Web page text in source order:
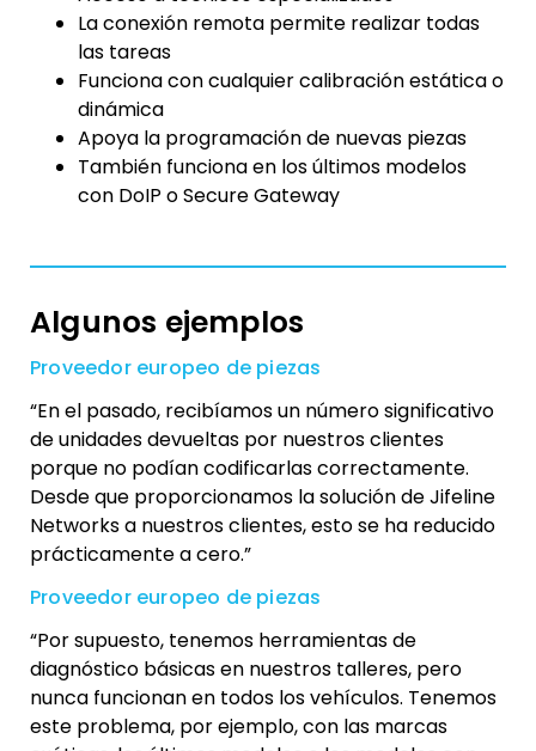
La conexión remota permite realizar todas
las tareas
Funciona con cualquier calibración estática o
dinámica
Apoya la programación de nuevas piezas
También funciona en los últimos modelos
con DoIP o Secure Gateway
Algunos ejemplos
Proveedor europeo de piezas
“En el pasado, recibíamos un número significativo
de unidades devueltas por nuestros clientes
porque no podían codificarlas correctamente.
Desde que proporcionamos la solución de Jifeline
Networks a nuestros clientes, esto se ha reducido
prácticamente a cero.”
Proveedor europeo de piezas
“Por supuesto, tenemos herramientas de
diagnóstico básicas en nuestros talleres, pero
nunca funcionan en todos los vehículos. Tenemos
este problema, por ejemplo, con las marcas